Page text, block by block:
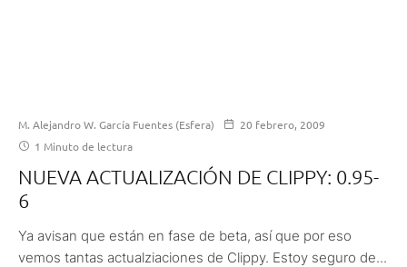
M. Alejandro W. García Fuentes (Esfera)
20 febrero, 2009
1 Minuto de lectura
NUEVA ACTUALIZACIÓN DE CLIPPY: 0.95-
6
Ya avisan que están en fase de beta, así que por eso
vemos tantas actualziaciones de Clippy. Estoy seguro de...